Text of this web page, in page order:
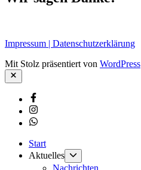
Impressum | Datenschutzerklärung
Mit Stolz präsentiert von WordPress
Schließen
Facebook
Instagram
Whatsapp
Start
Aktuelles
anzeigen